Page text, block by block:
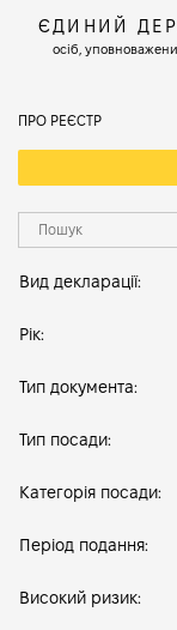
ЄДИНИЙ
осіб,
ПРО РЕЄСТР
Вид декларації:
Рік:
Тип документа:
Тип посади:
Категорія посади:
Період подання:
Високий ризик: